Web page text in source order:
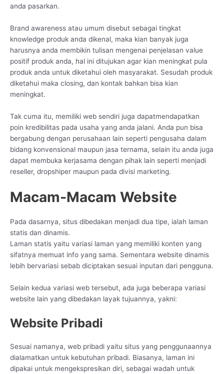
anda pasarkan.
Brand awareness atau umum disebut sebagai tingkat
knowledge produk anda dikenal, maka kian banyak juga
harusnya anda membikin tulisan mengenai penjelasan value
positif produk anda, hal ini ditujukan agar kian meningkat pula
produk anda untuk diketahui oleh masyarakat. Sesudah produk
diketahui maka closing, dan kontak bahkan bisa kian
meningkat.
Tak cuma itu, memiliki web sendiri juga dapatmendapatkan
poin kredibilitas pada usaha yang anda jalani. Anda pun bisa
bergabung dengan perusahaan lain seperti pengusaha dalam
bidang konvensional maupun jasa ternama, selain itu anda juga
dapat membuka kerjasama dengan pihak lain seperti menjadi
reseller, dropshiper maupun pada divisi marketing.
Macam-Macam Website
Pada dasarnya, situs dibedakan menjadi dua tipe, ialah laman
statis dan dinamis.
Laman statis yaitu variasi laman yang memiliki konten yang
sifatnya memuat info yang sama. Sementara website dinamis
lebih bervariasi sebab diciptakan sesuai inputan dari pengguna.
Selain kedua variasi web tersebut, ada juga beberapa variasi
website lain yang dibedakan layak tujuannya, yakni:
Website Pribadi
Sesuai namanya, web pribadi yaitu situs yang penggunaannya
dialamatkan untuk kebutuhan pribadi. Biasanya, laman ini
dipakai untuk mengekspresikan diri, sebagai wadah untuk